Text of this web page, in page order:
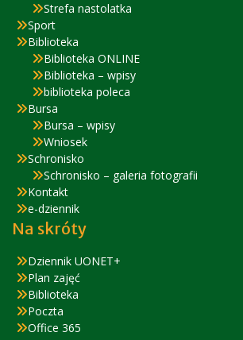
Strefa nastolatka
Sport
Biblioteka
Biblioteka ONLINE
Biblioteka – wpisy
biblioteka poleca
Bursa
Bursa – wpisy
Wniosek
Schronisko
Schronisko – galeria fotografii
Kontakt
e-dziennik
Na skróty
Dziennik UONET+
Plan zajęć
Biblioteka
Poczta
Office 365